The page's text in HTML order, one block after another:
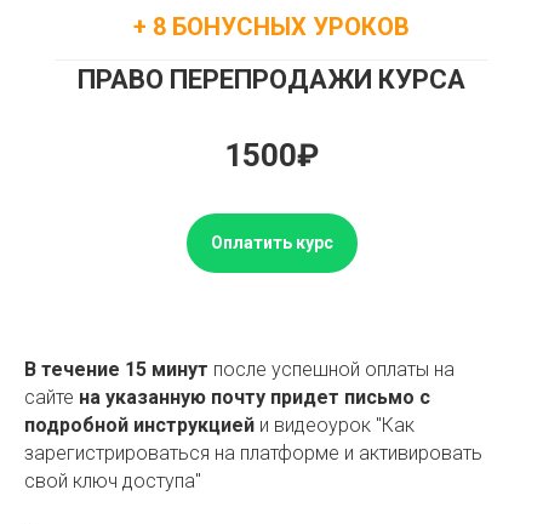
+ 8 БОНУСНЫХ УРОКОВ
ПРАВО ПЕРЕПРОДАЖИ КУРСА
1500₽
Оплатить курс
В течение 15 минут после успешной оплаты на
сайте на указанную почту придет письмо с
подробной инструкцией и видеоурок "Как
зарегистрироваться на платформе и активировать
свой ключ доступа"